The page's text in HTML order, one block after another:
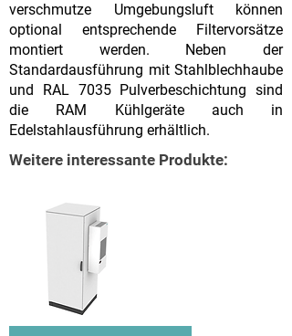
verschmutze Umgebungsluft können
optional entsprechende Filtervorsätze
montiert werden. Neben der
Standardausführung mit Stahlblechhaube
und RAL 7035 Pulverbeschichtung sind
die RAM Kühlgeräte auch in
Edelstahlausführung erhältlich.
Weitere interessante Produkte: